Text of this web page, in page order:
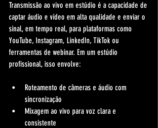
Transmissão ao vivo em estúdio é a capacidade de
captar áudio e vídeo em alta qualidade e enviar o
sinal, em tempo real, para plataformas como
YouTube, Instagram, LinkedIn, TikTok ou
ferramentas de webinar. Em um estúdio
profissional, isso envolve:
Roteamento de câmeras e áudio com
sincronização
Mixagem ao vivo para voz clara e
consistente